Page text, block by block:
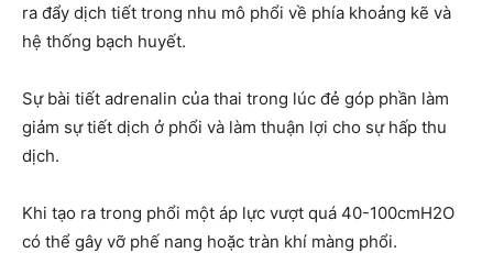
ra đẩy dịch tiết trong nhu mô phổi về phía khoảng kẽ và
hệ thống bạch huyết.
Sự bài tiết adrenalin của thai trong lúc đẻ góp phần làm
giảm sự tiết dịch ở phổi và làm thuận lợi cho sự hấp thu
dịch.
Khi tạo ra trong phổi một áp lực vượt quá 40-100cmH2O
có thể gây vỡ phế nang hoặc tràn khí màng phổi.